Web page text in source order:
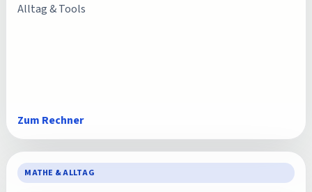
Alltag & Tools
Zum Rechner
MATHE & ALLTAG